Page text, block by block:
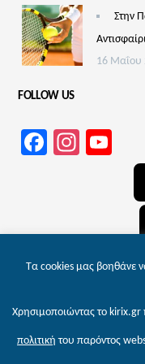
Στην
16 Μαΐου
FOLLOW US
Facebook
Τα cookies μας βοηθάνε
Χρησιμοποιώντας το kirix.gr
πολιτική του παρόντος